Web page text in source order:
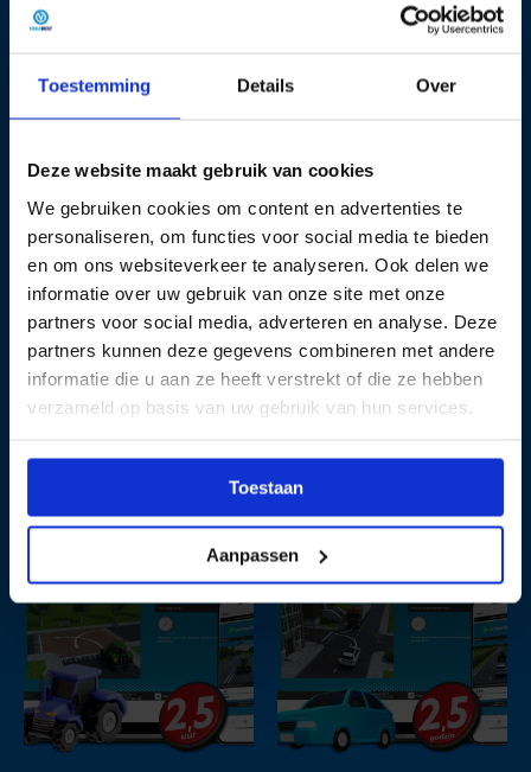
Toestemming Details Over
Deze website maakt gebruik van cookies
We gebruiken cookies om content en advertenties te
personaliseren, om functies voor social media te bieden
en om ons websiteverkeer te analyseren. Ook delen we
informatie over uw gebruik van onze site met onze
partners voor social media, adverteren en analyse. Deze
partners kunnen deze gegevens combineren met andere
informatie die u aan ze heeft verstrekt of die ze hebben
verzameld op basis van uw gebruik van hun services.
Toestaan
Aanpassen
Scooter theorie
pakketten
Standaard Pakket
Scooter
14,35
Zamów
Taxi theorie pakketten
Standaard Pakket
Taxi
12,60
Zamów
teraz